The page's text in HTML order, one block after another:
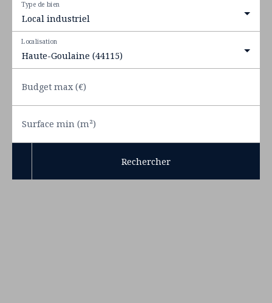
Local industriel
Type de bien
Haute-Goulaine (44115)
Localisation
Budget max (€)
Surface min (m²)
Rechercher